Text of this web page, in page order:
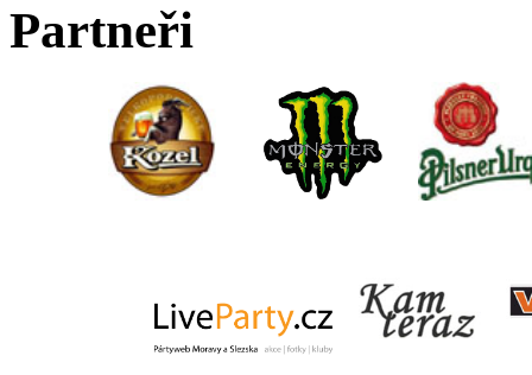
Partneři